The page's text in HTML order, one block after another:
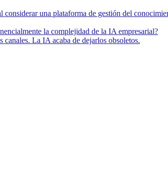
considerar una plataforma de gestión del
la complejidad de la IA empresarial?
canales. La IA acaba de dejarlos obsoletos.